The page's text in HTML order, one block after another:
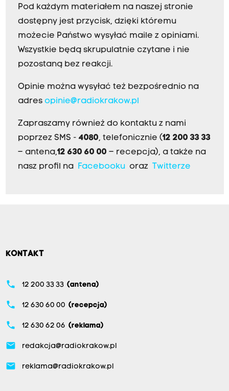
Pod każdym materiałem na naszej stronie
dostępny jest przycisk, dzięki któremu
możecie Państwo wysyłać maile z opiniami.
Wszystkie będą skrupulatnie czytane i nie
pozostaną bez reakcji.
Opinie można wysyłać też bezpośrednio na
adres opinie@radiokrakow.pl
Zapraszamy również do kontaktu z nami
poprzez SMS - 4080, telefonicznie (12 200 33 33
– antena,12 630 60 00 – recepcja), a także na
nasz profil na
Facebookuoraz Twitterze
KONTAKT
phone 12 200 33 33 (antena)
phone 12 630 60 00 (recepcja)
phone 12 630 62 06 (reklama)
email redakcja@radiokrakow.pl
email reklama@radiokrakow.pl